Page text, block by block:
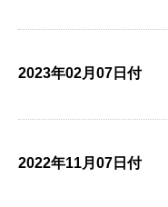
2023年02月07日付
2022年11月07日付